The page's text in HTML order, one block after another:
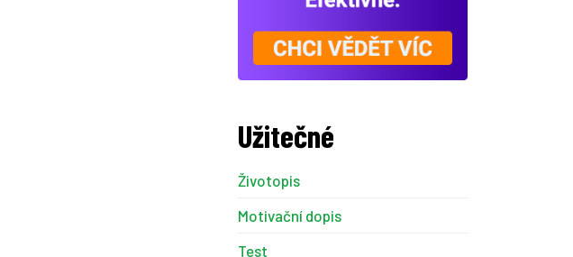
Užitečné
Životopis
Motivační dopis
Test